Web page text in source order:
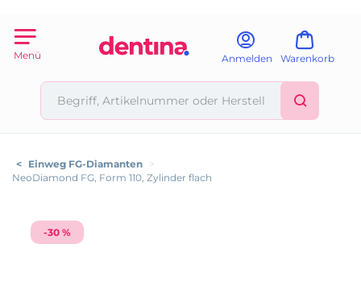
Menü Anmelden Warenkorb
< Einweg FG-Diamanten >
NeoDiamond FG, Form 110, Zylinder flach
-30 %